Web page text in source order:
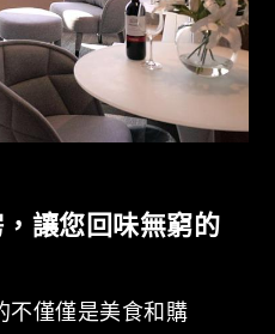
讓您回味無窮的
不僅僅是美食和購